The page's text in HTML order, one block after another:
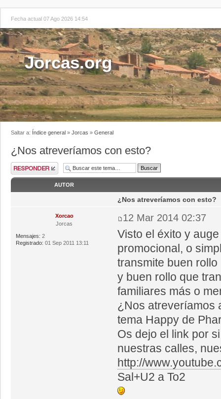
Fecha actual 07 Ago 2026 14:54
Jorcas.org
Saltar a: Índice general » Jorcas » General
¿Nos atreveríamos con esto?
AUTOR
Xorcao
Jorcas
Mensajes: 2
Registrado: 01 Sep 2011 13:11
¿Nos atreveríamos con esto?
12 Mar 2014 02:37
Visto el éxito y
promocional, o
transmite buen
y buen rollo que
familiares más o
¿Nos atreveríamos
tema Happy de
Os dejo el link por
nuestras calles,
http://
Sal+U2 a To2